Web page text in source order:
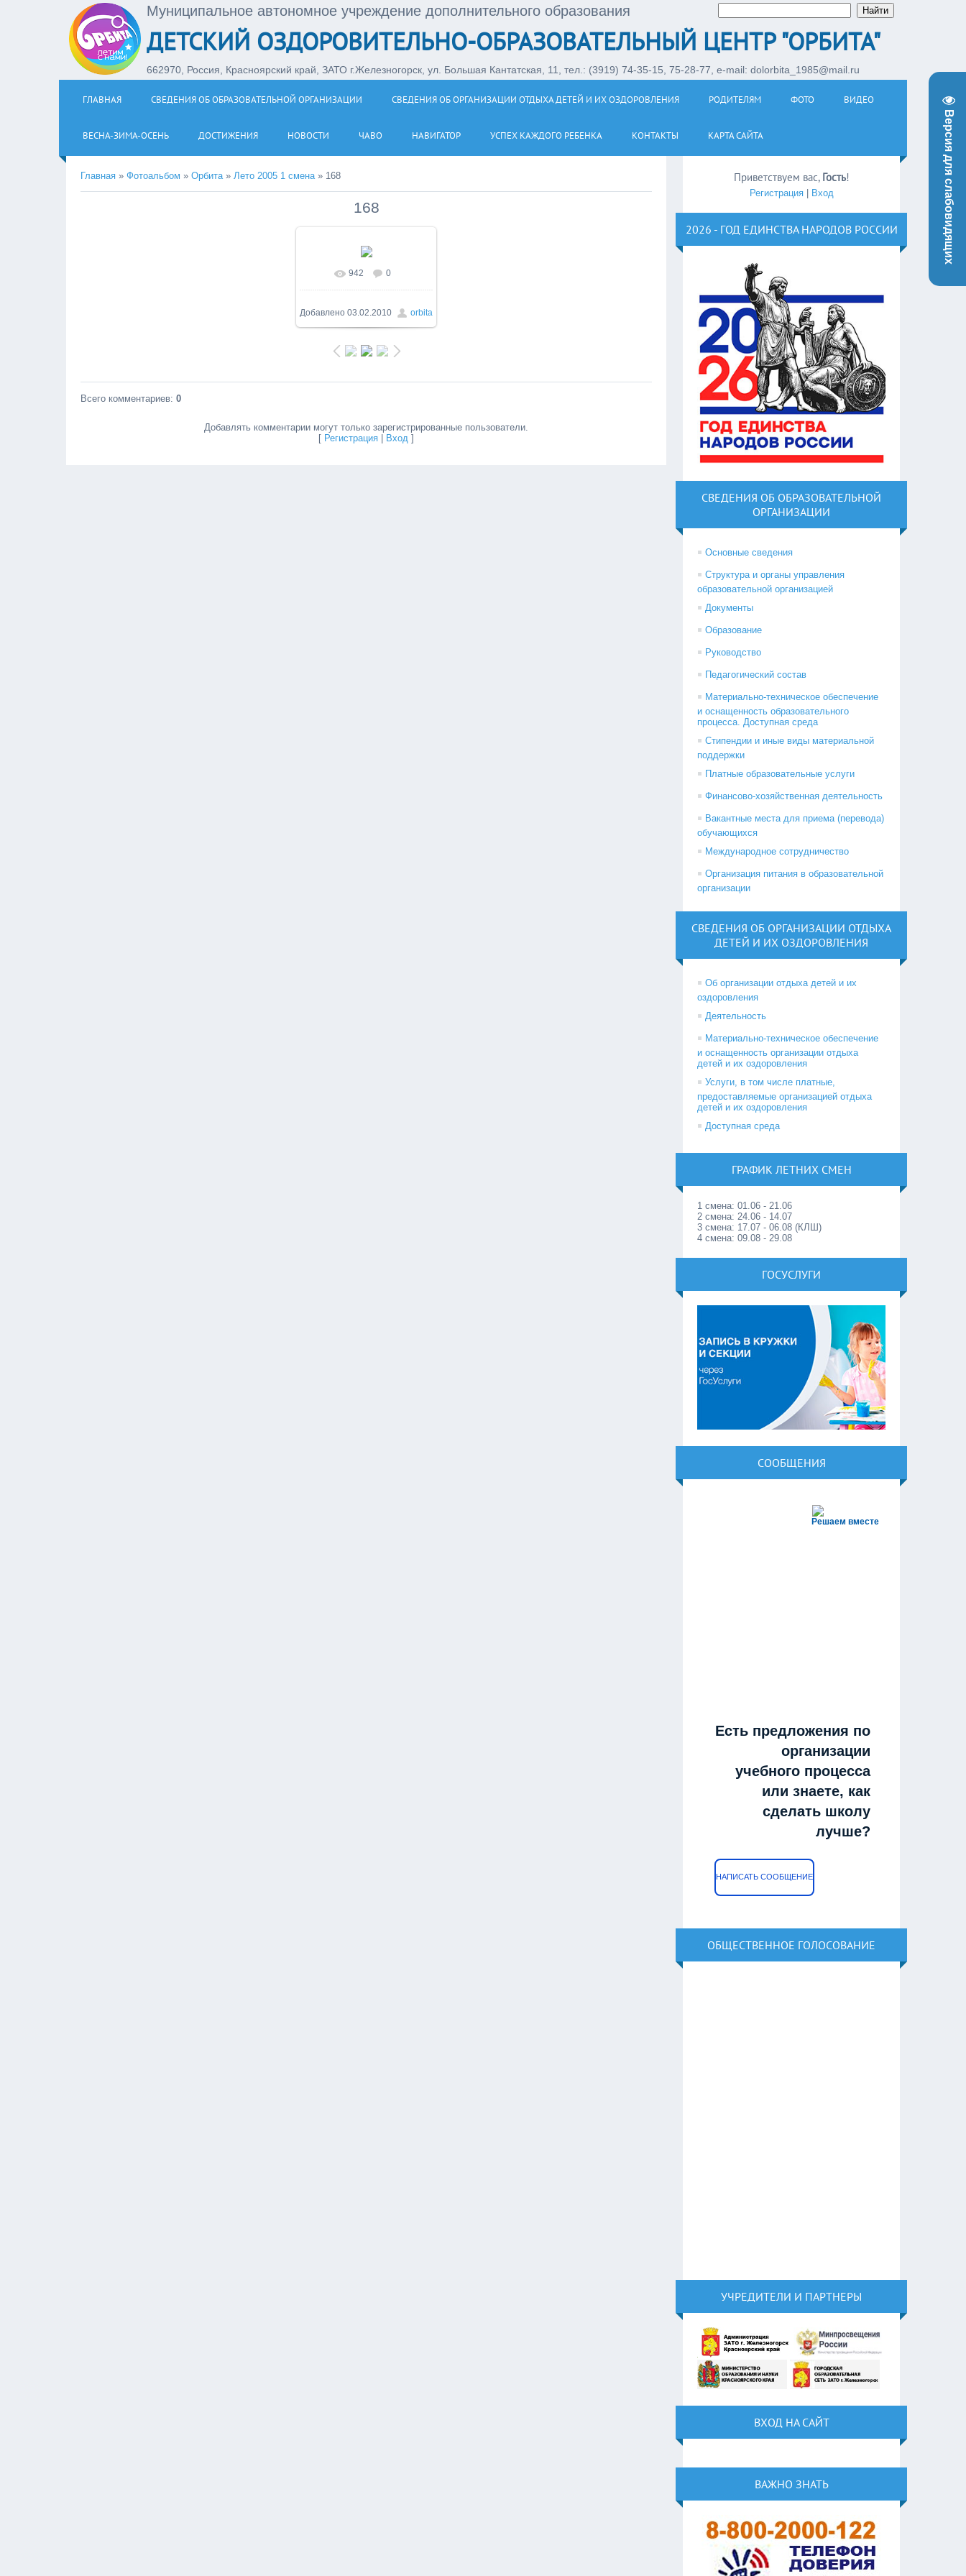
Версия для слабовидящих
Муниципальное автономное учреждение дополнительного образования
ДЕТСКИЙ ОЗДОРОВИТЕЛЬНО-ОБРАЗОВАТЕЛЬНЫЙ ЦЕНТР "ОРБИТА"
662970, Россия, Красноярский край, ЗАТО г.Железногорск, ул. Большая Кантатская, 11, тел.: (3919) 74-35-15, 75-28-77, e-mail: dolorbita_1985@mail.ru
ГЛАВНАЯ СВЕДЕНИЯ ОБ ОБРАЗОВАТЕЛЬНОЙ ОРГАНИЗАЦИИ СВЕДЕНИЯ ОБ ОРГАНИЗАЦИИ ОТДЫХА ДЕТЕЙ И ИХ ОЗДОРОВЛЕНИЯ РОДИТЕЛЯМ ФОТО ВИДЕО
ВЕСНА-ЗИМА-ОСЕНЬ ДОСТИЖЕНИЯ НОВОСТИ ЧАВО НАВИГАТОР УСПЕХ КАЖДОГО РЕБЕНКА КОНТАКТЫ КАРТА САЙТА
Главная » Фотоальбом » Орбита » Лето 2005 1 смена » 168
168
942 0
Добавлено 03.02.2010 orbita
Всего комментариев: 0
Добавлять комментарии могут только зарегистрированные пользователи.
[ Регистрация Вход ]
Приветствуем вас, Гость!
Регистрация| Вход
2026 - ГОД ЕДИНСТВА НАРОДОВ РОССИИ
СВЕДЕНИЯ ОБ ОБРАЗОВАТЕЛЬНОЙ
ОРГАНИЗАЦИИ
Основные сведения
Структура и органы управления
образовательной организацией
Документы
Образование
Руководство
Педагогический состав
Материально-техническое обеспечение
и оснащенность образовательного
процесса. Доступная среда
Стипендии и иные виды материальной
поддержки
Платные образовательные услуги
Финансово-хозяйственная деятельность
Вакантные места для приема (перевода)
обучающихся
Международное сотрудничество
Организация питания в образовательной
организации
СВЕДЕНИЯ ОБ ОРГАНИЗАЦИИ ОТДЫХА
ДЕТЕЙ И ИХ ОЗДОРОВЛЕНИЯ
Об организации отдыха детей и их
оздоровления
Деятельность
Материально-техническое обеспечение
и оснащенность организации отдыха
детей и их оздоровления
Услуги, в том числе платные,
предоставляемые организацией отдыха
детей и их оздоровления
Доступная среда
ГРАФИК ЛЕТНИХ СМЕН
1 смена: 01.06 - 21.06
2 смена: 24.06 - 14.07
3 смена: 17.07 - 06.08 (КЛШ)
4 смена: 09.08 - 29.08
ГОСУСЛУГИ
СООБЩЕНИЯ
Решаем вместе
Есть предложения по
организации
учебного процесса
или знаете, как
сделать школу
лучше?
НАПИСАТЬ СООБЩЕНИЕ
ОБЩЕСТВЕННОЕ ГОЛОСОВАНИЕ
УЧРЕДИТЕЛИ И ПАРТНЕРЫ
ВХОД НА САЙТ
ВАЖНО ЗНАТЬ